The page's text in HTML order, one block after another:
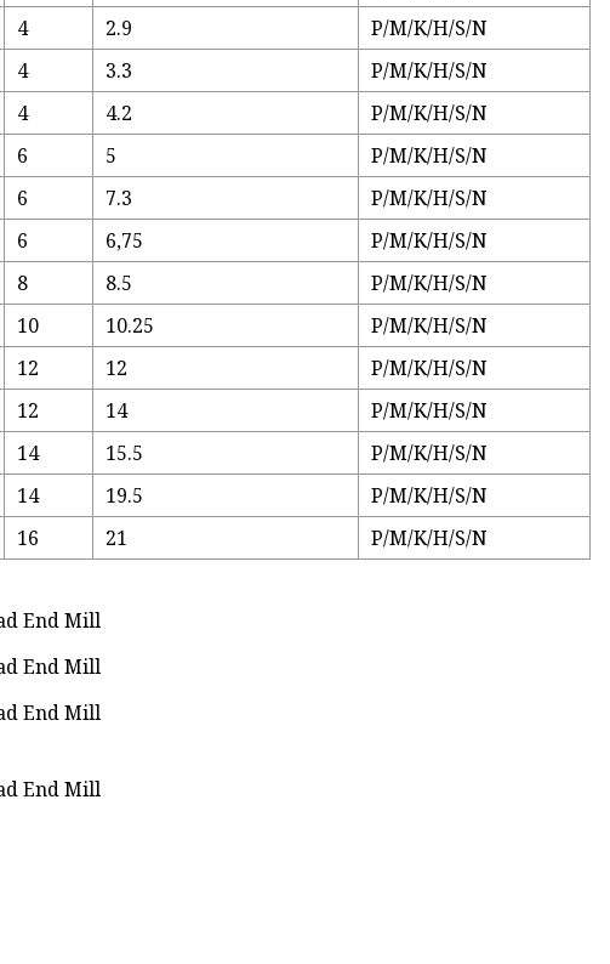
4 2.9
P/M/K/H/S/N
4 3.3
P/M/K/H/S/N
4 4.2
P/M/K/H/S/N
6 5
P/M/K/H/S/N
6 7.3
P/M/K/H/S/N
6 6,75
P/M/K/H/S/N
8 8.5
P/M/K/H/S/N
10 10.25
P/M/K/H/S/N
12 12
P/M/K/H/S/N
12 14
P/M/K/H/S/N
14 15.5
P/M/K/H/S/N
14 19.5
P/M/K/H/S/N
16 21 P/M/K/H/S/N